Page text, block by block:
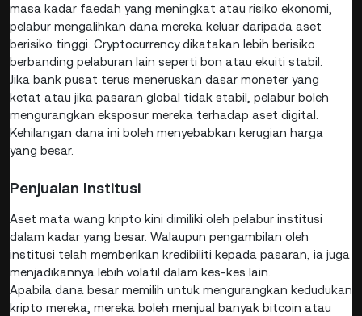
masa kadar faedah yang meningkat atau risiko ekonomi,
pelabur mengalihkan dana mereka keluar daripada aset
berisiko tinggi. Cryptocurrency dikatakan lebih berisiko
berbanding pelaburan lain seperti bon atau ekuiti stabil.
Jika bank pusat terus meneruskan dasar moneter yang
ketat atau jika pasaran global tidak stabil, pelabur boleh
mengurangkan eksposur mereka terhadap aset digital.
Kehilangan dana ini boleh menyebabkan kerugian harga
yang besar.
Penjualan Institusi
Aset mata wang kripto kini dimiliki oleh pelabur institusi
dalam kadar yang besar. Walaupun pengambilan oleh
institusi telah memberikan kredibiliti kepada pasaran, ia juga
menjadikannya lebih volatil dalam kes-kes lain.
Apabila dana besar memilih untuk mengurangkan kedudukan
kripto mereka, mereka boleh menjual banyak bitcoin atau